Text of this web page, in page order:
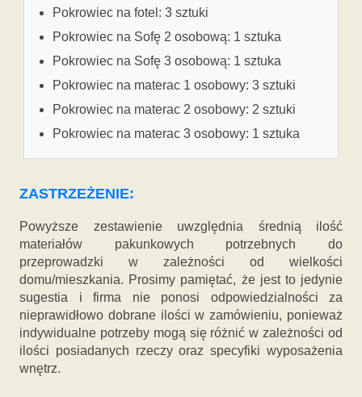
Pokrowiec na fotel: 3 sztuki
Pokrowiec na Sofę 2 osobową: 1 sztuka
Pokrowiec na Sofę 3 osobową: 1 sztuka
Pokrowiec na materac 1 osobowy: 3 sztuki
Pokrowiec na materac 2 osobowy: 2 sztuki
Pokrowiec na materac 3 osobowy: 1 sztuka
ZASTRZEŻENIE:
Powyższe zestawienie uwzględnia średnią ilość
materiałów pakunkowych potrzebnych do
przeprowadzki w zależności od wielkości
domu/mieszkania. Prosimy pamiętać, że jest to jedynie
sugestia i firma nie ponosi odpowiedzialności za
nieprawidłowo dobrane ilości w zamówieniu, ponieważ
indywidualne potrzeby mogą się różnić w zależności od
ilości posiadanych rzeczy oraz specyfiki wyposażenia
wnętrz.